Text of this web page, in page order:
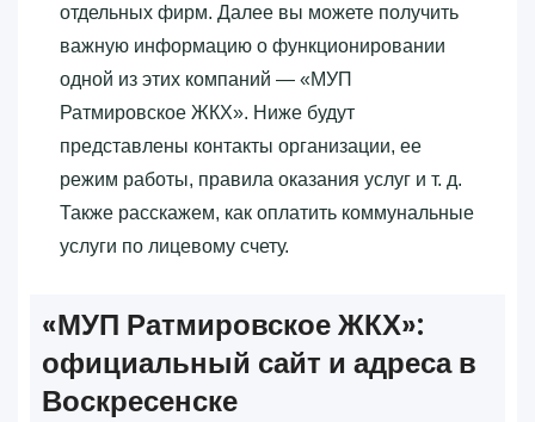
отдельных фирм. Далее вы можете получить
важную информацию о функционировании
одной из этих компаний — «‎МУП
Ратмировское ЖКХ»‎. Ниже будут
представлены контакты организации, ее
режим работы, правила оказания услуг и т. д.
Также расскажем, как оплатить коммунальные
услуги по лицевому счету.
«‎МУП Ратмировское ЖКХ»‎:
официальный сайт и адреса в
Воскресенске